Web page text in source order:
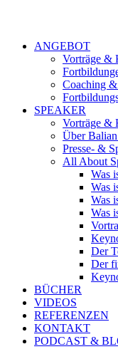
ANGEBOT
Vorträge &
Coaching
SPEAKER
Vorträge &
Über
Presse- &
All About
Was
Was
Was
Was
Der
Der
BÜCHER
VIDEOS
REFERENZEN
KONTAKT
PODCAST &